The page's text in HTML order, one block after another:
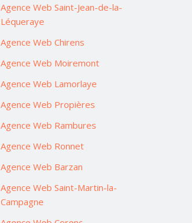
Agence Web Saint-Jean-de-la-
Léqueraye
Agence Web Chirens
Agence Web Moiremont
Agence Web Lamorlaye
Agence Web Propières
Agence Web Rambures
Agence Web Ronnet
Agence Web Barzan
Agence Web Saint-Martin-la-
Campagne